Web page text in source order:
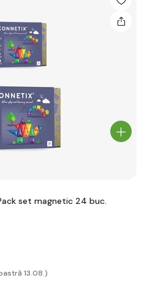
set magnetic 24 buc.
13.08.)